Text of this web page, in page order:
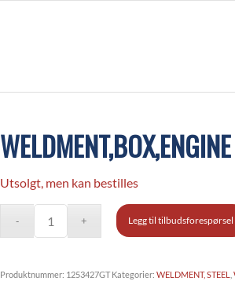
WELDMENT,BOX,ENGINE
Utsolgt, men kan bestilles
Legg til tilbudsforespørsel
Produktnummer: 1253427GT Kategorier:WELDMENT, STEEL ,